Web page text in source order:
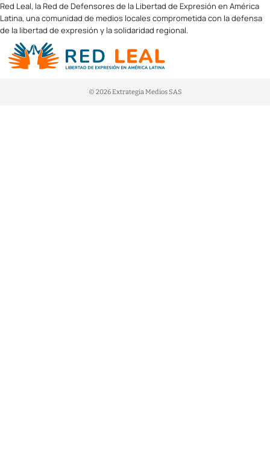
Red Leal, la Red de Defensores de la Libertad de Expresión en América
Latina, una comunidad de medios locales comprometida con la defensa
de la libertad de expresión y la solidaridad regional.
© 2026 Extrategia Medios SAS